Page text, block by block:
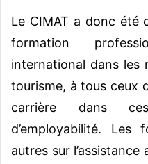
Le CIMAT a donc
formation
international dans les
tourisme, à tous ceux
carrière dans
d’employabilité.
autres sur